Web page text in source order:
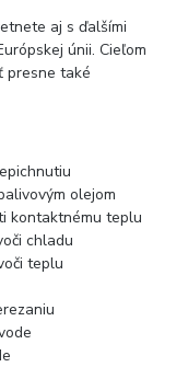
aj s ďalšími
únii. Cieľom
presne také
olejom
kontaktnému teplu
chladu
teplu